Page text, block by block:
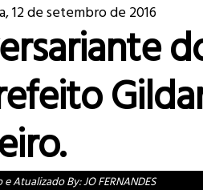
12 de setembro de 2016
e Atualizado By:JO FERNANDES